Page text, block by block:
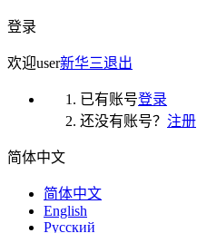
登录
欢迎user新华三退出
已有账号登录
还没有账号？ 注册
简体中文
简体中文
English
Русский